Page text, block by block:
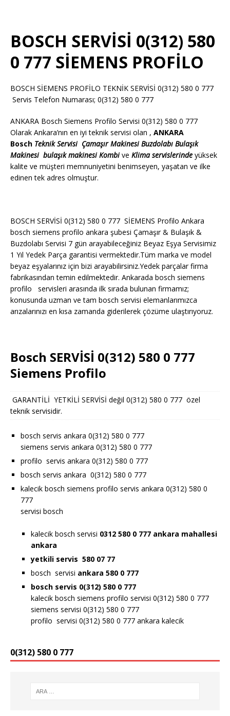
BOSCH SERVİSİ 0(312) 580
0 777 SİEMENS PROFİLO
BOSCH SİEMENS PROFİLO TEKNİK SERVİSİ 0(312) 580 0 777
Servis Telefon Numarası; 0(312) 580 0 777
ANKARA Bosch Siemens Profilo Servisi 0(312) 580 0 777
Olarak Ankara’nın en iyi teknik servisi olan , ANKARA
Bosch Teknik Servisi Çamaşır MakinesiBuzdolabı Bulaşık
Makinesi bulaşık makinesiKombive Klima servislerinde yüksek
kalite ve müşteri memnuniyetini benimseyen, yaşatan ve ilke
edinen tek adres olmuştur.
BOSCH SERVİSİ 0(312) 580 0 777 SİEMENS Profilo Ankara
bosch siemens profilo ankara şubesi Çamaşır & Bulaşık &
Buzdolabı Servisi 7 gün arayabileceğiniz Beyaz Eşya Servisimiz
1 Yıl Yedek Parça garantisi vermektedir.Tüm marka ve model
beyaz eşyalarınız için bizi arayabilirsiniz.Yedek parçalar firma
fabrikasından temin edilmektedir. Ankarada bosch siemens
profilo servisleri arasında ilk sırada bulunan firmamız;
konusunda uzman ve tam bosch servisi elemanlarımızca
arızalarınızı en kısa zamanda giderilerek çözüme ulaştırıyoruz.
Bosch SERVİSİ 0(312) 580 0 777
Siemens Profilo
GARANTİLİ YETKİLİ SERVİSİ değil 0(312) 580 0 777 özel
teknik servisidir.
bosch servis ankara 0(312) 580 0 777
siemens servis ankara 0(312) 580 0 777
profilo servis ankara 0(312) 580 0 777
bosch servis ankara 0(312) 580 0 777
kalecik bosch siemens profilo servis ankara 0(312) 580 0
777
servisi bosch
kalecik bosch servisi 0312 580 0 777 ankara mahallesi
ankara
yetkili servis 580 07 77
bosch servisi ankara 580 0 777
bosch servis 0(312) 580 0 777
kalecik bosch siemens profilo servisi 0(312) 580 0 777
siemens servisi 0(312) 580 0 777
profilo servisi 0(312) 580 0 777 ankara kalecik
0(312) 580 0 777